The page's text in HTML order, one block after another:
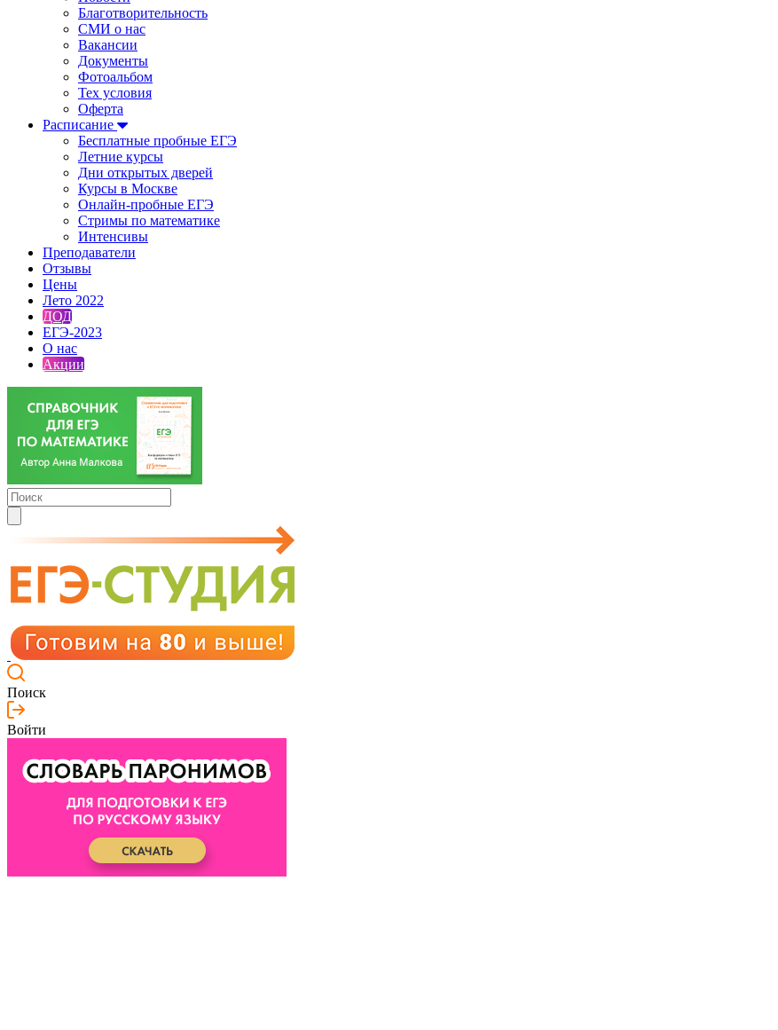
Благотворительность
СМИ о нас
Вакансии
Документы
Фотоальбом
Тех условия
Оферта
Расписание
Бесплатные пробные ЕГЭ
Летние курсы
Дни открытых дверей
Курсы в Москве
Онлайн-пробные ЕГЭ
Стримы по математике
Интенсивы
Преподаватели
Отзывы
Цены
Лето 2022
ДОД
ЕГЭ-2023
О нас
Акции
Поиск
Войти